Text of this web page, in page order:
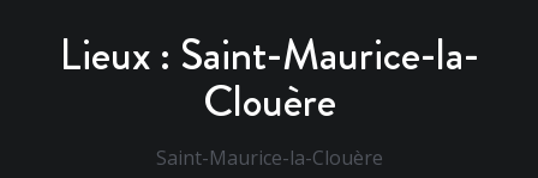
Lieux : Saint-Maurice-la-
Clouère
Saint-Maurice-la-Clouère